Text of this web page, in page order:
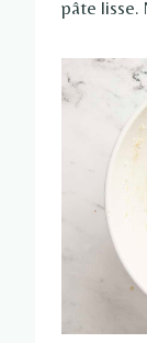
pâte lisse.